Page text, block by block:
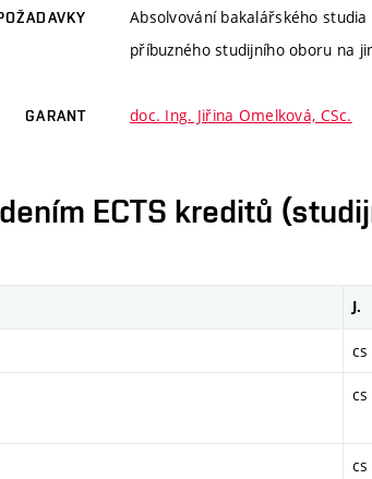
Absolvování bakalářského
příbuzného studijního oboru na
GARANT doc. Ing. Jiřina Omelková, CSc.
ECTS kreditů
J.
cs
cs
cs